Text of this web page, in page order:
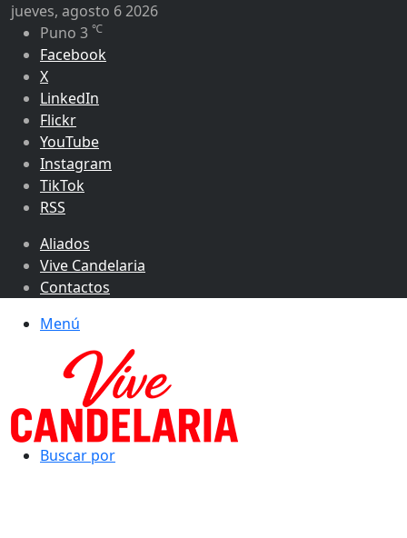
jueves, agosto 6 2026
Puno 3 ℃
Facebook
X
LinkedIn
Flickr
YouTube
Instagram
TikTok
RSS
Aliados
Vive Candelaria
Contactos
Menú
Buscar por